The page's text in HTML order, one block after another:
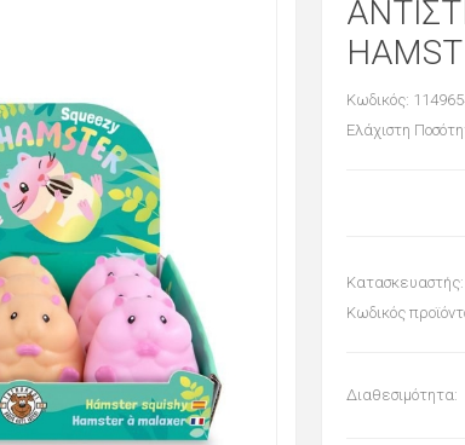
Κωδικός:
Ελάχιστη
Κατασκευαστής:
Κωδικός
Διαθεσιμότητα: